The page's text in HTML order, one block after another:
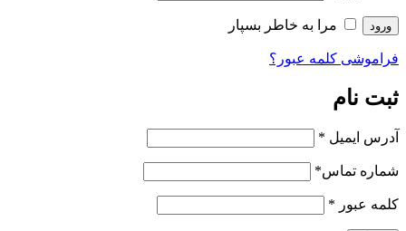
ورود مرا به خاطر بسپار
فراموشی کلمه عبور؟
ثبت نام
آدرس ایمیل *
شماره تماس*
کلمه عبور *